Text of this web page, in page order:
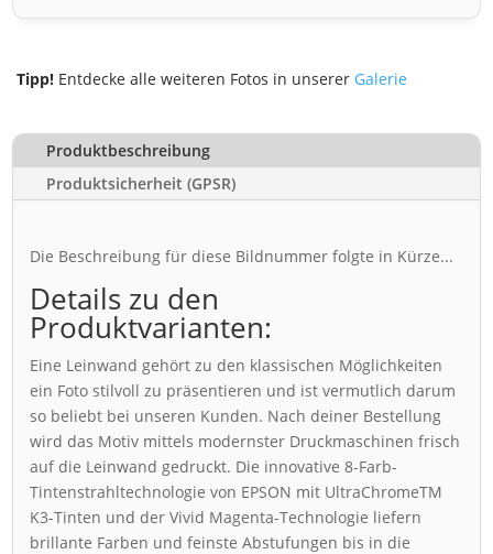
Tipp! Entdecke alle weiteren Fotos in unserer Galerie
Produktbeschreibung
Produktsicherheit (GPSR)
Die Beschreibung für diese Bildnummer folgte in Kürze...
Details zu den
Produktvarianten:
Eine Leinwand gehört zu den klassischen Möglichkeiten
ein Foto stilvoll zu präsentieren und ist vermutlich darum
so beliebt bei unseren Kunden. Nach deiner Bestellung
wird das Motiv mittels modernster Druckmaschinen frisch
auf die Leinwand gedruckt. Die innovative 8-Farb-
Tintenstrahltechnologie von EPSON mit UltraChromeTM
K3-Tinten und der Vivid Magenta-Technologie liefern
brillante Farben und feinste Abstufungen bis in die